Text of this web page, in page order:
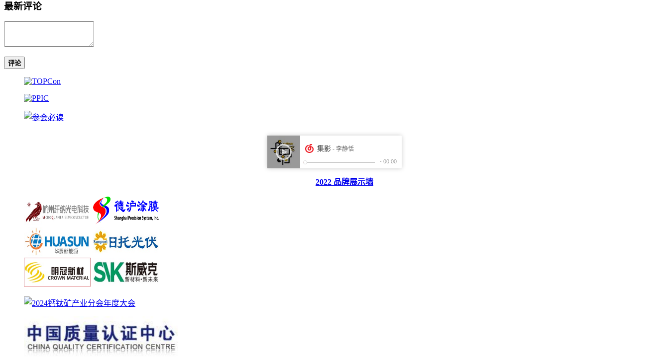
最新评论
评论
2022 品牌展示墙